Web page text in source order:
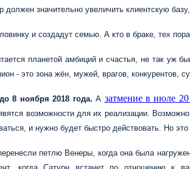
значительно увеличить клиентскую
и создадут семью. А кто в браке, тех
планетой амбиций и счастья, не так уж
- это зона жён, мужей, врагов, конкурентов,
до 8 ноября 2018 года. А затмение в июле
возможности для их реализации.
и нужно будет быстро действовать. Но
петлю Венеры, когда она была